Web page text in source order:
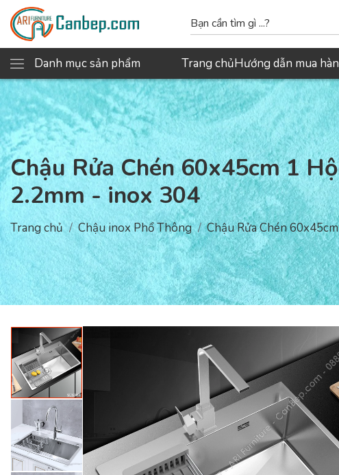
Danh mục sản phẩm Trang chủHướng dẫn mua
Chậu Rửa Chén 60x45cm 1
2.2mm - inox 304
Trang chủ Chậu inox Phổ Thông Chậu Rửa Chén